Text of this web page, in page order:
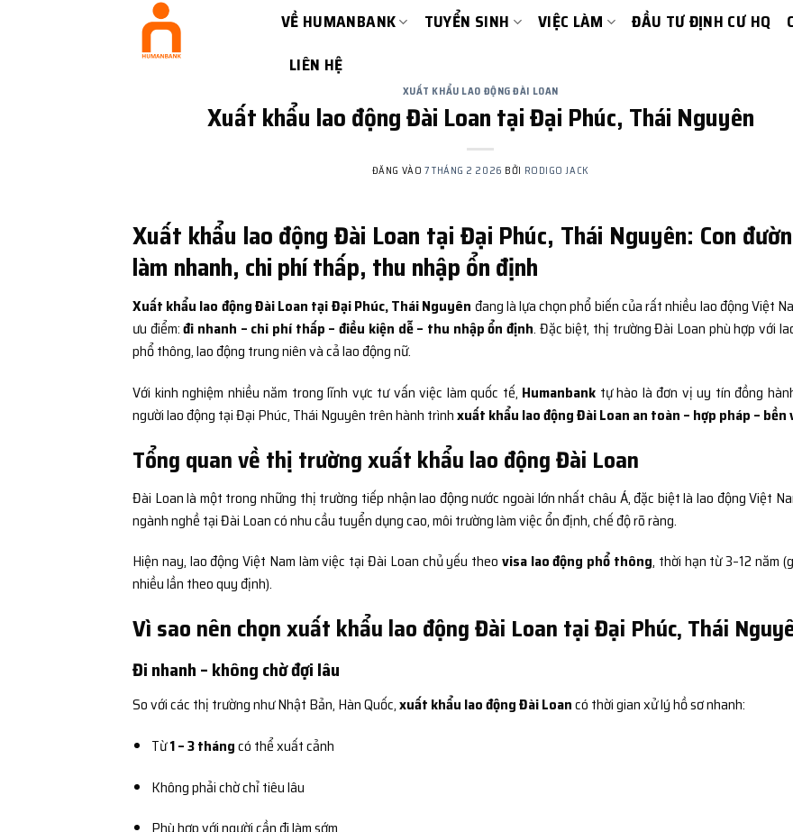
VỀ HUMANBANK TUYỂN SINH VIỆC LÀM ĐẦU TƯ ĐỊNH CƯ HQ
LIÊN HỆ
XUẤT KHẨU LAO ĐỘNG ĐÀI LOAN
Xuất khẩu lao động Đài Loan tại Đại Phúc, Thái Nguyên
ĐĂNG VÀO 7 THÁNG 2 2026 BỞI RODIGO JACK
Xuất khẩu lao động Đài Loan tại Đại Phúc, Thái Nguyên: Con
làm nhanh, chi phí thấp, thu nhập ổn định
Xuất khẩu lao động Đài Loan tại Đại Phúc, Thái Nguyên đang là lựa chọn phổ biến của rất nhiều lao động Việt
ưu điểm:đi nhanh – chi phí thấp – điều kiện dễ – thu nhập ổn định. Đặc biệt, thị trường Đài Loan phù hợp với
phổ thông, lao động trung niên và cả lao động nữ.
Với kinh nghiệm nhiều năm trong lĩnh vực tư vấn việc làm quốc tế, Humanbank tự hào là đơn vị uy tín đồng
người lao động tại Đại Phúc, Thái Nguyên trên hành trìnhxuất khẩu lao động Đài Loan an toàn – hợp pháp – bền
Tổng quan về thị trường xuất khẩu lao động Đài Loan
Đài Loan là một trong những thị trường tiếp nhận lao động nước ngoài lớn nhất châu Á, đặc biệt là lao động Việt
ngành nghề tại Đài Loan có nhu cầu tuyển dụng cao, môi trường làm việc ổn định, chế độ rõ ràng.
Hiện nay, lao động Việt Nam làm việc tại Đài Loan chủ yếu theo visa lao động phổ thông, thời hạn từ 3–12 năm
nhiều lần theo quy định).
Vì sao nên chọn xuất khẩu lao động Đài Loan tại Đại Phúc, Thái
Đi nhanh – không chờ đợi lâu
So với các thị trường như Nhật Bản, Hàn Quốc,xuất khẩu lao động Đài Loancó thời gian xử lý hồ sơ nhanh:
Từ1 – 3 thángcó thể xuất cảnh
Không phải chờ chỉ tiêu lâu